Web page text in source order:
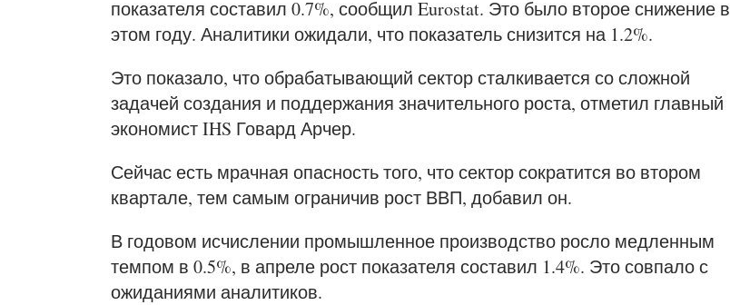
показателя составил 0.7%, сообщил Eurostat. Это было второе снижение в
этом году. Аналитики ожидали, что показатель снизится на 1.2%.
Это показало, что обрабатывающий сектор сталкивается со сложной
задачей создания и поддержания значительного роста, отметил главный
экономист IHS Говард Арчер.
Сейчас есть мрачная опасность того, что сектор сократится во втором
квартале, тем самым ограничив рост ВВП, добавил он.
В годовом исчислении промышленное производство росло медленным
темпом в 0.5%, в апреле рост показателя составил 1.4%. Это совпало с
ожиданиями аналитиков.